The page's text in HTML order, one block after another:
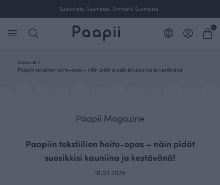
Suunniteltu Suomessa. Ommeltu Suomessa.
0
Artikkelit /
Paapiin tekstiilien hoito-opas – näin pidät suosikkisi kauniina ja kestävänä!
Paapii Magazine
Paapiin tekstiilien hoito-opas – näin pidät
suosikkisi kauniina ja kestävänä!
10.03.2025